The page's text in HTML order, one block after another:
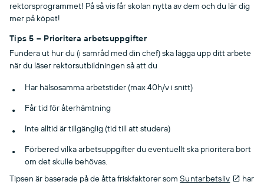
rektorsprogrammet! På så vis får skolan nytta av dem och du lär dig
mer på köpet!
Tips 5 – Prioritera arbetsuppgifter
Fundera ut hur du (i samråd med din chef) ska lägga upp ditt arbete
när du läser rektorsutbildningen så att du
Har hälsosamma arbetstider (max 40h/v i snitt)
Får tid för återhämtning
Inte alltid är tillgänglig (tid till att studera)
Förbered vilka arbetsuppgifter du eventuellt ska prioritera bort
om det skulle behövas.
Tipsen är baserade på de åtta friskfaktorer som Suntarbetsliv
har